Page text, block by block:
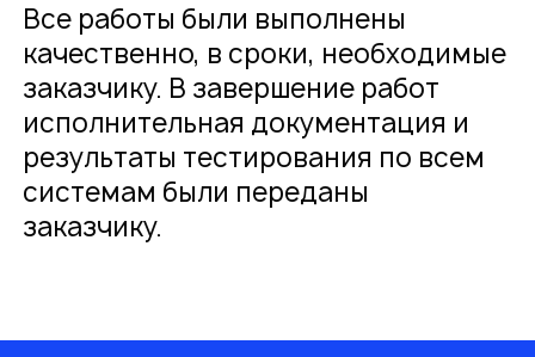
Все работы были выполнены
качественно, в сроки, необходимые
заказчику. В завершение работ
исполнительная документация и
результаты тестирования по всем
системам были переданы
заказчику.